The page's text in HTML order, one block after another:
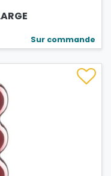
Sur commande